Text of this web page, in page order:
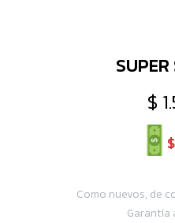
SUPER
$
$
Como nuevos, de
Garantía